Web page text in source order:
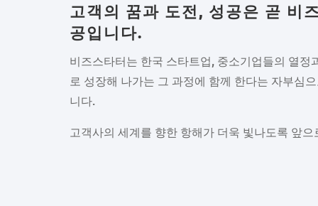
고객의 꿈과 도전, 성공은 곧 비
공입니다.
비즈스타터는 한국 스타트업, 중소기업들의 열정
로 성장해 나가는 그 과정에 함께 한다는 자부심
니다.
고객사의 세계를 향한 항해가 더욱 빛나도록 앞으